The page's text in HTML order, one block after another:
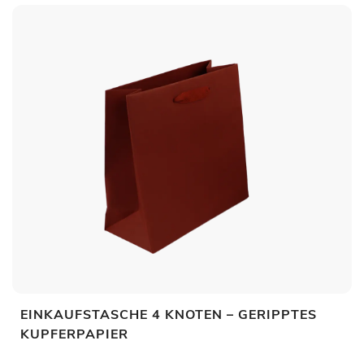
EINKAUFSTASCHE 4 KNOTEN – GERIPPTES
KUPFERPAPIER